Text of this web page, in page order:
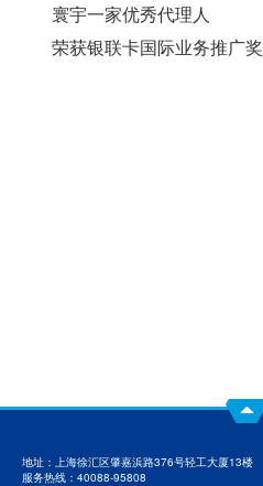
寰宇一家优秀代理人
荣获银联卡国际业务推广奖
地址：上海徐汇区肇嘉浜路376号轻工大厦13楼
服务热线：40088-95808